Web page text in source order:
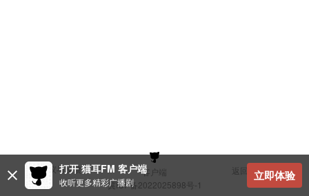
建议与反馈 客户端
返回顶部
冀ICP备2022025898号-1
打开 猫耳FM 客户端
收听更多精彩广播剧 立即体验